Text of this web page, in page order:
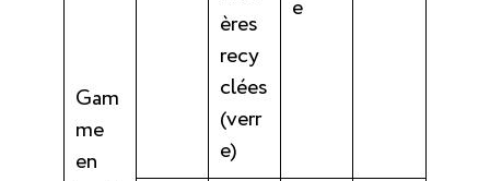
Gam
me
en
ères
recy
clées
(verr
e)
e